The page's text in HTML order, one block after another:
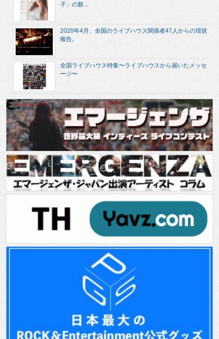
子」の新...
2020年4月、全国のライブハウス関係者47人からの現状
報告。
全国ライブハウス特集〜ライブハウスから届いたメッセ
ージ〜